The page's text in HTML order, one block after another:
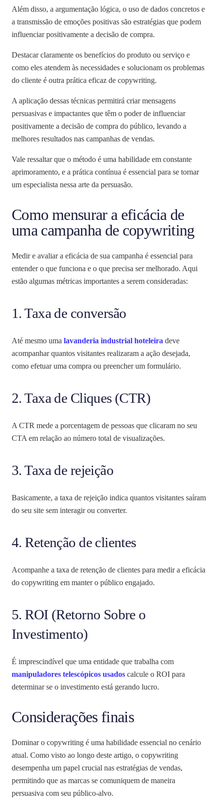
Além disso, a argumentação lógica, o uso de dados concretos e
a transmissão de emoções positivas são estratégias que podem
influenciar positivamente a decisão de compra.
Destacar claramente os benefícios do produto ou serviço e
como eles atendem às necessidades e solucionam os problemas
do cliente é outra prática eficaz de copywriting.
A aplicação dessas técnicas permitirá criar mensagens
persuasivas e impactantes que têm o poder de influenciar
positivamente a decisão de compra do público, levando a
melhores resultados nas campanhas de vendas.
Vale ressaltar que o método é uma habilidade em constante
aprimoramento, e a prática contínua é essencial para se tornar
um especialista nessa arte da persuasão.
Como mensurar a eficácia de
uma campanha de copywriting
Medir e avaliar a eficácia de sua campanha é essencial para
entender o que funciona e o que precisa ser melhorado. Aqui
estão algumas métricas importantes a serem consideradas:
1. Taxa de conversão
Até mesmo uma lavanderia industrial hoteleira deve
acompanhar quantos visitantes realizaram a ação desejada,
como efetuar uma compra ou preencher um formulário.
2. Taxa de Cliques (CTR)
A CTR mede a porcentagem de pessoas que clicaram no seu
CTA em relação ao número total de visualizações.
3. Taxa de rejeição
Basicamente, a taxa de rejeição indica quantos visitantes saíram
do seu site sem interagir ou converter.
4. Retenção de clientes
Acompanhe a taxa de retenção de clientes para medir a eficácia
do copywriting em manter o público engajado.
5. ROI (Retorno Sobre o
Investimento)
É imprescindível que uma entidade que trabalha com
manipuladores telescópicos usados calcule o ROI para
determinar se o investimento está gerando lucro.
Considerações finais
Dominar o copywriting é uma habilidade essencial no cenário
atual. Como visto ao longo deste artigo, o copywriting
desempenha um papel crucial nas estratégias de vendas,
permitindo que as marcas se comuniquem de maneira
persuasiva com seu público-alvo.